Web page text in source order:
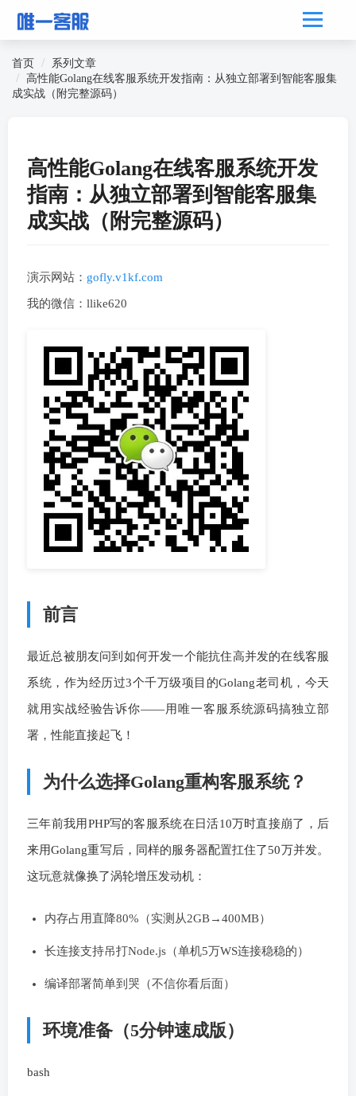
首页
系列文章
高性能Golang在线客服系统开发指南：从独立部署到智能客服集
成实战（附完整源码）
高性能Golang在线客服系统开发
指南：从独立部署到智能客服集
成实战（附完整源码）
演示网站： gofly.v1kf.com
我的微信：llike620
前言
最近总被朋友问到如何开发一个能抗住高并发的在线客服
系统，作为经历过3个千万级项目的Golang老司机，今天
就用实战经验告诉你——用唯一客服系统源码搞独立部
署，性能直接起飞！
为什么选择Golang重构客服系统？
三年前我用PHP写的客服系统在日活10万时直接崩了，后
来用Golang重写后，同样的服务器配置扛住了50万并发。
这玩意就像换了涡轮增压发动机：
内存占用直降80%（实测从2GB→400MB）
长连接支持吊打Node.js（单机5万WS连接稳稳的）
编译部署简单到哭（不信你看后面）
环境准备（5分钟速成版）
bash